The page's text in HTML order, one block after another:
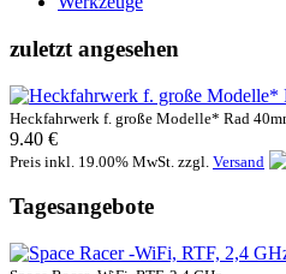
zuletzt angesehen
Heckfahrwerk f. große Modelle* Rad
9.40 €
Preis inkl. 19.00% MwSt. zzgl. Versand
Tagesangebote